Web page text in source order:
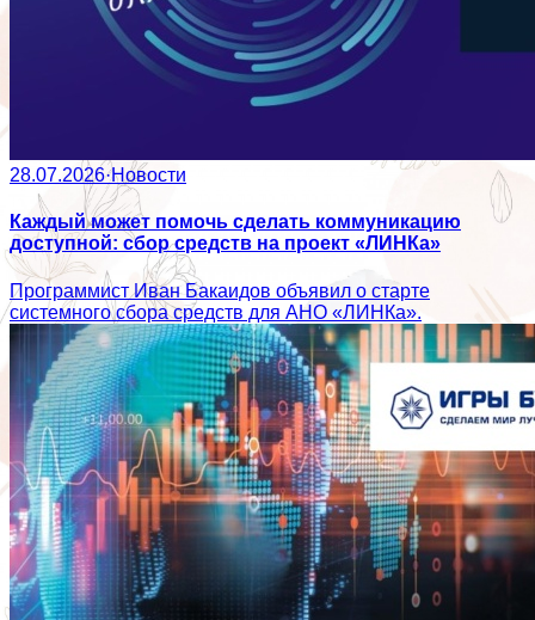
28.07.2026·Новости
Каждый может помочь сделать коммуникацию
доступной: сбор средств на проект «ЛИНКа»
Программист Иван Бакаидов объявил о старте
системного сбора средств для АНО «ЛИНКа».